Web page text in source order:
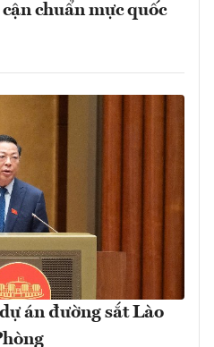
chuẩn mực quốc
án đường sắt Lào